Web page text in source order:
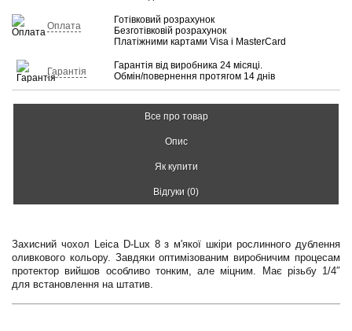
Оплата
Готівковий розрахунок
Безготівковій розрахунок
Платіжними картами Visa і MasterCard
Гарантія
Гарантія від виробника 24 місяці.
Обмін/повернення протягом 14 днів
Все про товар
Опис
Як купити
Відгуки (0)
Захисний чохол Leica D-Lux 8 з м'якої шкіри рослинного дублення
оливкового кольору. Завдяки оптимізованим виробничим процесам
протектор вийшов особливо тонким, але міцним. Має різьбу 1/4″
для встановлення на штатив.